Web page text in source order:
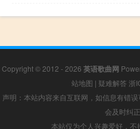
Copyright © 2012 - 2026 英语歌曲网
站地图 | 疑难解答 浙
声明：本站内容来自互联网，如信息有错
会及时纠
本站仅为个人兴趣爱好，